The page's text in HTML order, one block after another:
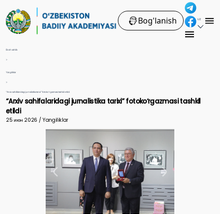
Bog'lanish UZ
Bosh sahifa
>
Yangiliklar
>
“Arxiv sahifalaridagi jurnalistika tarixi” fotoko‘rgazmasi tashkil etildi
“Arxiv sahifalaridagi jurnalistika tarixi” fotoko‘rgazmasi tashkil
etildi
25 июн 2026 / Yangiliklar